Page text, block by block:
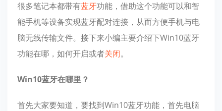
很多笔记本都带有蓝牙功能，借助这个功能可以和智
能手机等设备实现蓝牙配对连接，从而方便手机与电
脑无线传输文件。接下来小编主要介绍下Win10蓝牙
功能在哪，如何开启或者关闭。
Win10蓝牙在哪里？
首先大家要知道，要找到Win10蓝牙功能，首先电脑